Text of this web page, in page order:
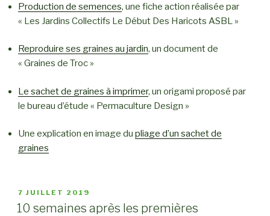
Production de semences, une fiche action réalisée par
« Les Jardins Collectifs Le Début Des Haricots ASBL »
Reproduire ses graines au jardin, un document de
« Graines de Troc »
Le sachet de graines à imprimer, un origami proposé par
le bureau d’étude « Permaculture Design »
Une explication en image du pliage d’un sachet de
graines
PUBLIÉ
LE
7 JUILLET 2019
10 semaines après les premières